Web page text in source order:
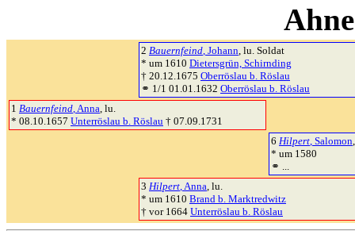
2 Bauernfeind, Johann, lu. Soldat
* um 1610 Dietersgrün, Schirnding
† 20.12.1675 Oberröslau b. Röslau
⚭ 1/1 01.01.1632 Oberröslau b. Röslau
1 Bauernfeind, Anna, lu.
* 08.10.1657 Unterröslau b. Röslau † 07.09.1731
6 Hilpert, Salomon
* um 1580
⚭ ...
3 Hilpert, Anna, lu.
* um 1610 Brand b. Marktredwitz
† vor 1664 Unterröslau b. Röslau